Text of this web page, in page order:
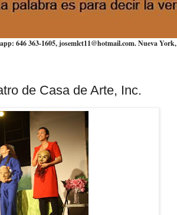
646 363-1605, josemlct11@hotmail.com. Nueva York,
de Casa de Arte, Inc.